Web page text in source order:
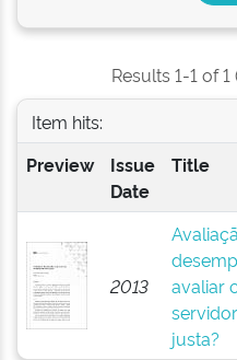
Results 1-1 of
Item hits:
Preview
Issue
Date
Title
2013
avaliar
justa?